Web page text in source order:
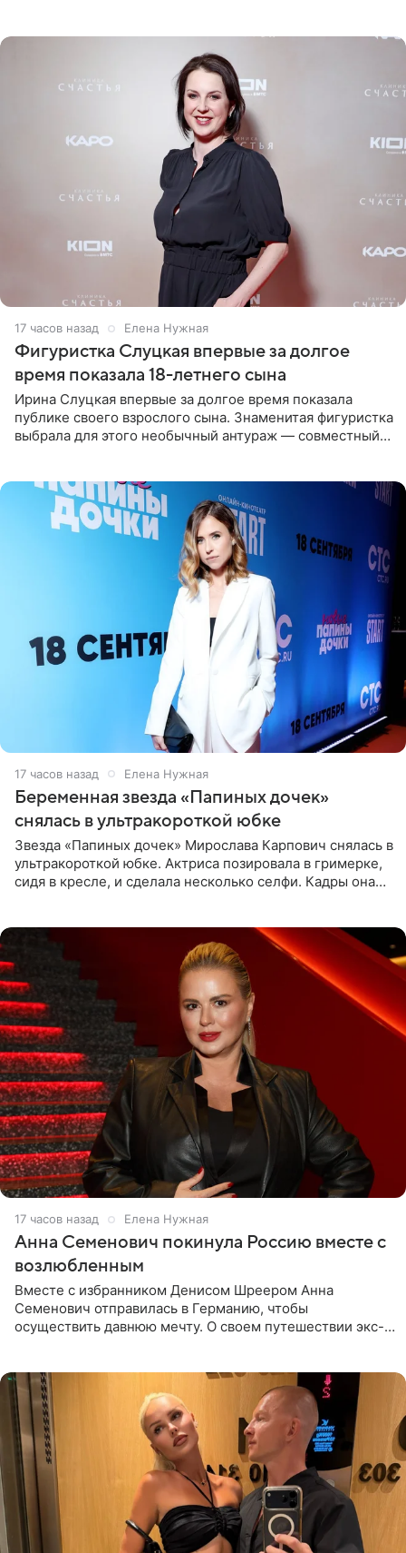
17 часов назад Елена Нужная
Фигуристка Слуцкая впервые за долгое
время показала 18-летнего сына
Ирина Слуцкая впервые за долгое время показала
публике своего взрослого сына. Знаменитая фигуристка
выбрала для этого необычный антураж — совместный
17 часов назад Елена Нужная
Беременная звезда «Папиных дочек»
снялась в ультракороткой юбке
Звезда «Папиных дочек» Мирослава Карпович снялась в
ультракороткой юбке. Актриса позировала в гримерке,
сидя в кресле, и сделала несколько селфи. Кадры она
17 часов назад Елена Нужная
Анна Семенович покинула Россию вместе с
возлюбленным
Вместе с избранником Денисом Шреером Анна
Семенович отправилась в Германию, чтобы
осуществить давнюю мечту. О своем путешествии экс-